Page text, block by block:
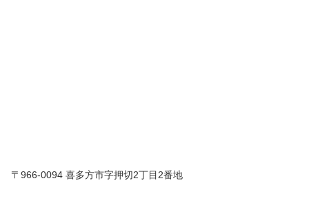
〒966-0094 喜多方市字押切2丁目2番地